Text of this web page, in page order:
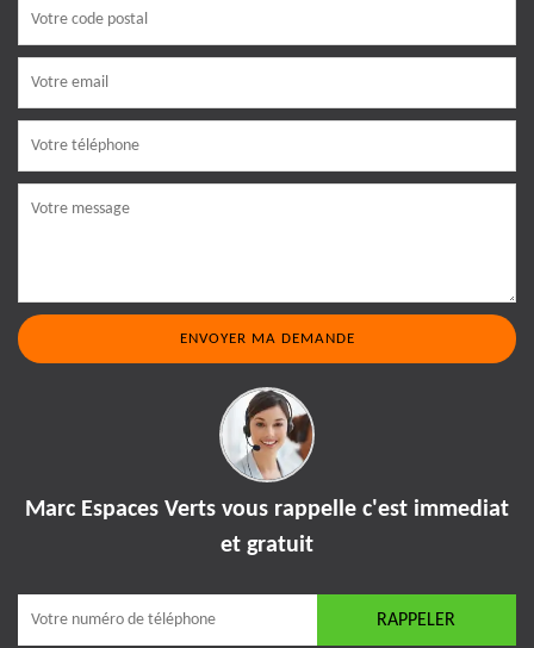
Marc Espaces Verts vous rappelle c'est immediat
et gratuit